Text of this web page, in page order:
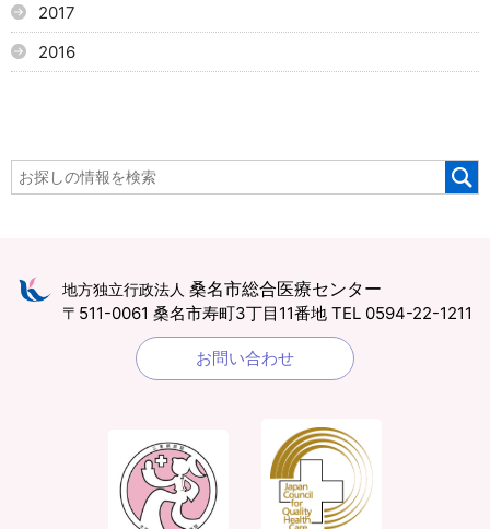
2017
2016
地方独立行政法人 桑名市総合医療センター
〒511-0061 桑名市寿町3丁目11番地 TEL 0594-22-1211
お問い合わせ